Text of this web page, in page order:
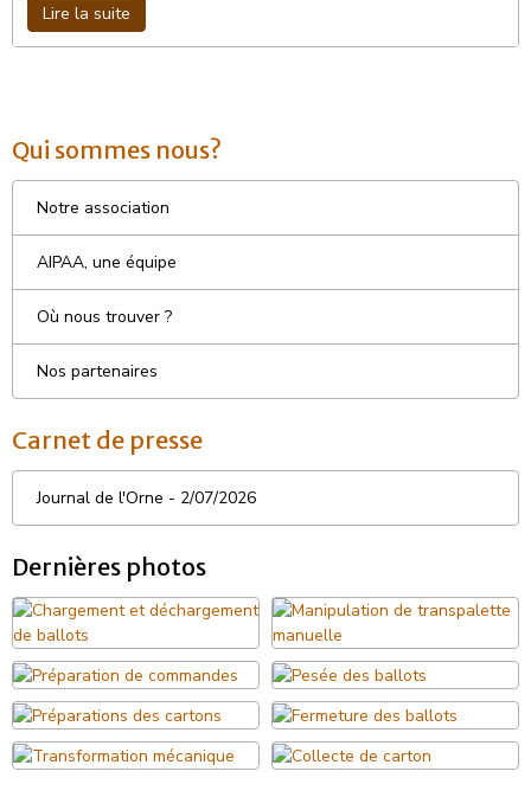
Lire la suite
Qui sommes nous?
Notre association
AIPAA, une équipe
Où nous trouver ?
Nos partenaires
Carnet de presse
Journal de l'Orne - 2/07/2026
Dernières photos